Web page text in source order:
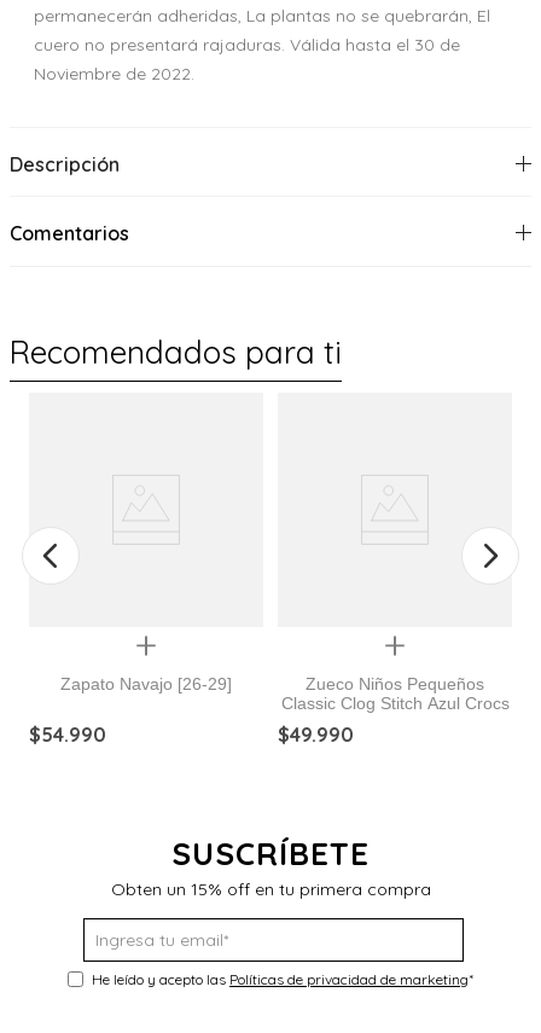
permanecerán adheridas, La plantas no se quebrarán, El
cuero no presentará rajaduras. Válida hasta el 30 de
Noviembre de 2022.
Descripción
Comentarios
Recomendados para ti
Quickview
Zapato Navajo [26-29]
$54.990
Quickview
Zueco Niños Pequeños
Classic Clog Stitch Azul Crocs
$49.990
SUSCRÍBETE
Obten un 15% off en tu primera compra
He leído y acepto las Políticas de privacidad de marketing*